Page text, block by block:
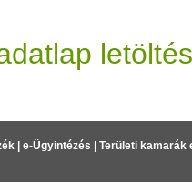
| e-Ügyintézés Területi kamarák